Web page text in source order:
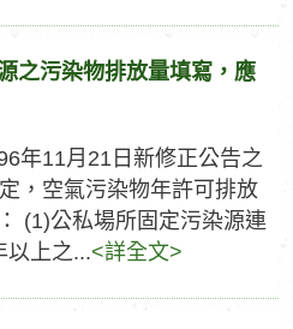
之污染物排放量填寫，應
年11月21日新修正公告之
，空氣污染物年許可排放
(1)公私場所固定污染源連
以上之...<詳全文>